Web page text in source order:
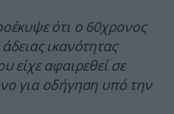
ότι ο 60χρονος
ικανότητας
είχε αφαιρεθεί σε
για οδήγηση υπό την